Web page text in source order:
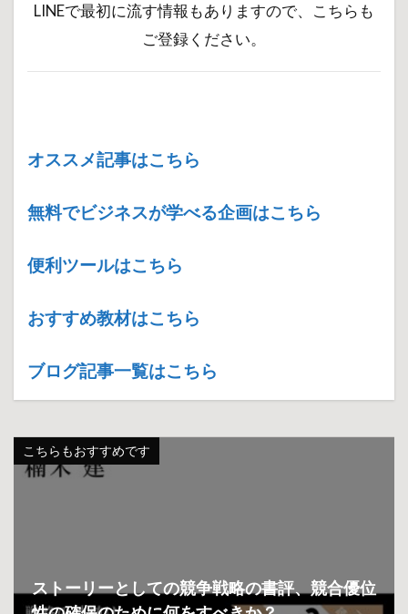
LINEで最初に流す情報もありますので、こちらも
ご登録ください。
オススメ記事はこちら
無料でビジネスが学べる企画はこちら
便利ツールはこちら
おすすめ教材はこちら
ブログ記事一覧はこちら
こちらもおすすめです
ストーリーとしての競争戦略の書評、競合優位